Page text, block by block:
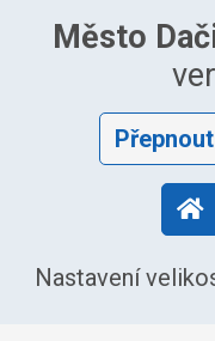
Město
Nastavení